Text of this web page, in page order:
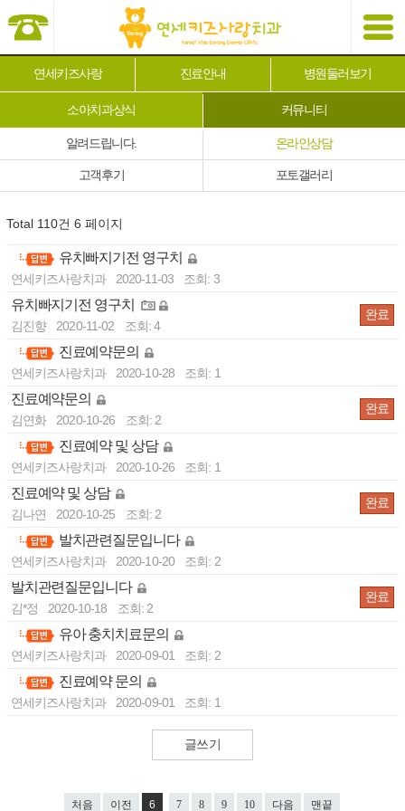
연세키즈사랑 진료안내 병원둘러보기
소아치과상식 커뮤니티
알려드립니다. 온라인상담
고객후기 포토갤러리
Total 110건 6 페이지
유치빠지기전 영구치
연세키즈사랑치과 2020-11-03 조회: 3
유치빠지기전 영구치
김진향 2020-11-02 조회: 4
완료
진료예약문의
연세키즈사랑치과 2020-10-28 조회: 1
진료예약문의
김연화 2020-10-26 조회: 2
완료
진료예약 및 상담
연세키즈사랑치과 2020-10-26 조회: 1
진료예약 및 상담
김나연 2020-10-25 조회: 2
완료
발치관련질문입니다
연세키즈사랑치과 2020-10-20 조회: 2
발치관련질문입니다
김*정 2020-10-18 조회: 2
완료
유아 충치치료문의
연세키즈사랑치과 2020-09-01 조회: 2
진료예약 문의
연세키즈사랑치과 2020-09-01 조회: 1
글쓰기
처음 이전 6 7 8 9 10 다음 맨끝